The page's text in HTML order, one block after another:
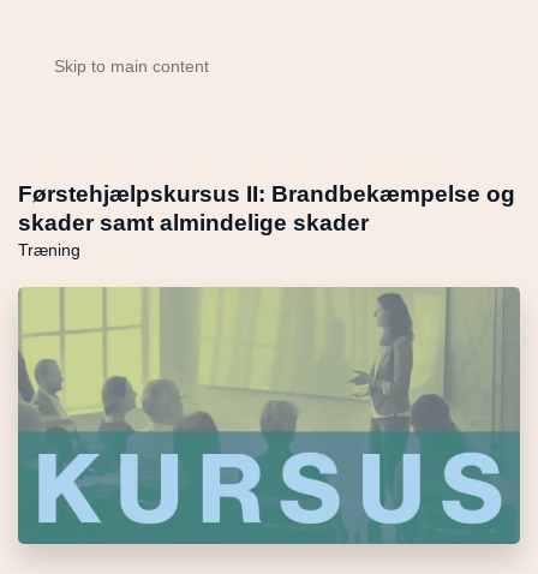
Skip to main content
Førstehjælpskursus II: Brandbekæmpelse og
skader samt almindelige skader
Træning